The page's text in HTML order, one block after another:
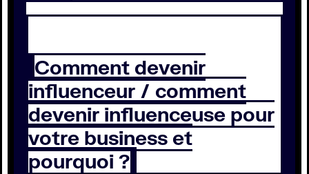
Comment devenir
influenceur / comment
devenir influenceuse pour
votre business et
pourquoi ?